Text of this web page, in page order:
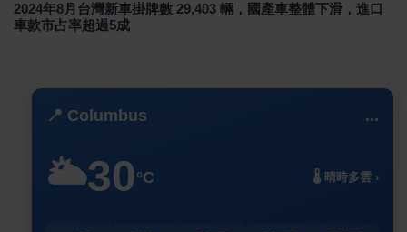
2024年8月台灣新車掛牌數 29,403 輛，國產車整體下滑，進口
車款市占率超過5成
📍 Columbus ...
🌥️30°C 🌡️ 晴時多雲 ›